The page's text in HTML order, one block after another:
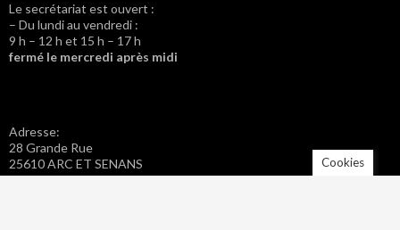
Le secrétariat est ouvert :
– Du lundi au vendredi :
9 h – 12 h et 15 h – 17 h
fermé le mercredi après midi
Adresse:
28 Grande Rue
25610 ARC ET SENANS
Tel. : 03 81 57 42 20
Cookies